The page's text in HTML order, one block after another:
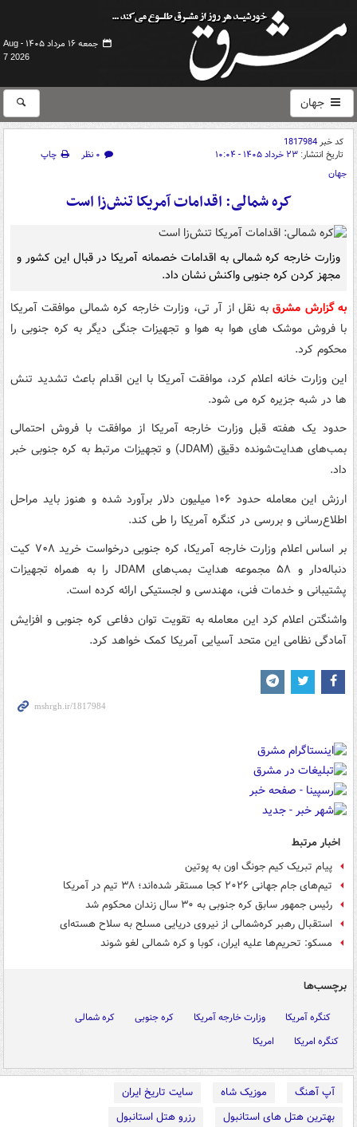
جمعه ۱۶ مرداد ۱۴۰۵ -
Aug
7 2026
جهان
کد خبر1817984
تاریخ انتشار: ۲۳ خرداد ۱۴۰۵ - ۱۰:۰۴ ۰ نظر
چاپ
جهان
کره شمالی: اقدامات آمریکا تنش‌زا است
وزارت خارجه کره شمالی به اقدامات خصمانه آمریکا در قبال این کشور و
مجهز کردن کره جنوبی واکنش نشان داد.
به گزارش مشرقبه نقل از آر تی، وزارت خارجه کره شمالی موافقت آمریکا
با فروش موشک های هوا به هوا و تجهیزات جنگی دیگر به کره جنوبی را
محکوم کرد.
این وزارت خانه اعلام کرد، موافقت آمریکا با این اقدام باعث تشدید تنش
ها در شبه جزیره کره می شود.
حدود یک هفته قبل وزارت خارجه آمریکا از موافقت با فروش احتمالی
بمب‌های هدایت‌شونده دقیق (JDAM) و تجهیزات مرتبط به کره جنوبی خبر
داد.
ارزش این معامله حدود ۱۰۶ میلیون دلار برآورد شده و هنوز باید مراحل
اطلاع‌رسانی و بررسی در کنگره آمریکا را طی کند.
بر اساس اعلام وزارت خارجه آمریکا، کره جنوبی درخواست خرید ۷۰۸ کیت
دنباله‌دار و ۵۸ مجموعه هدایت بمب‌های JDAM را به همراه تجهیزات
پشتیبانی و خدمات فنی، مهندسی و لجستیکی ارائه کرده است.
واشنگتن اعلام کرد این معامله به تقویت توان دفاعی کره جنوبی و افزایش
آمادگی نظامی این متحد آسیایی آمریکا کمک خواهد کرد.
اخبار مرتبط
پیام تبریک کیم جونگ اون به پوتین
تیم‌های جام جهانی ۲۰۲۶ کجا مستقر شده‌اند؛ ۳۸ تیم در آمریکا
رئیس جمهور سابق کره جنوبی به ۳۰ سال زندان محکوم شد
استقبال رهبر کره‌شمالی از نیروی دریایی مسلح به سلاح هسته‌ای
مسکو: تحریم‌ها علیه ایران، کوبا و کره شمالی لغو شوند
برچسب‌ها
کنگره آمریکا وزارت خارجه آمریکا کره جنوبی
کره شمالی
کنگره امریکا
امریکا
آپ آهنگ موزیک شاه
سایت تاریخ ایران
بهترین هتل های استانبول
رزرو هتل استانبول